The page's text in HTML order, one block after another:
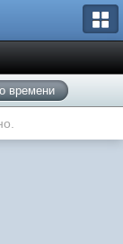
времени